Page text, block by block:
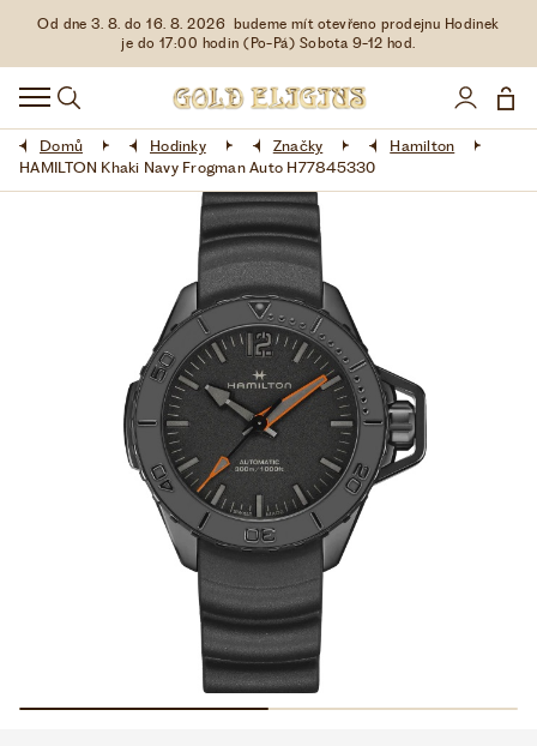
Od dne 3. 8. do 16. 8. 2026 budeme mít otevřeno prodejnu Hodinek
je do 17:00 hodin (Po-Pá) Sobota 9-12 hod.
HODINKY
DOPLŇKY
ŠPERKY
LIMITOVANÉ EDICE
VŠE O NÁKUPU
WHATSAPP
VOLEJTE 9:00–18:00+420 775 138 346
Domů Hodinky Značky
Hamilton
HAMILTON Khaki Navy Frogman Auto H77845330